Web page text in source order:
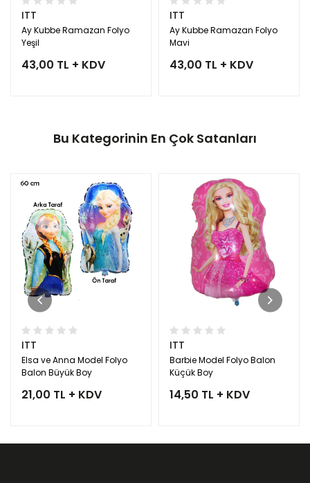
ITT
Ay Kubbe Ramazan Folyo
Yeşil
43,00 TL + KDV
ITT
Ay Kubbe Ramazan Folyo
Mavi
43,00 TL + KDV
Bu Kategorinin En Çok Satanları
ITT
Elsa ve Anna Model Folyo
Balon Büyük Boy
21,00 TL + KDV
ITT
Barbie Model Folyo Balon
Küçük Boy
14,50 TL + KDV